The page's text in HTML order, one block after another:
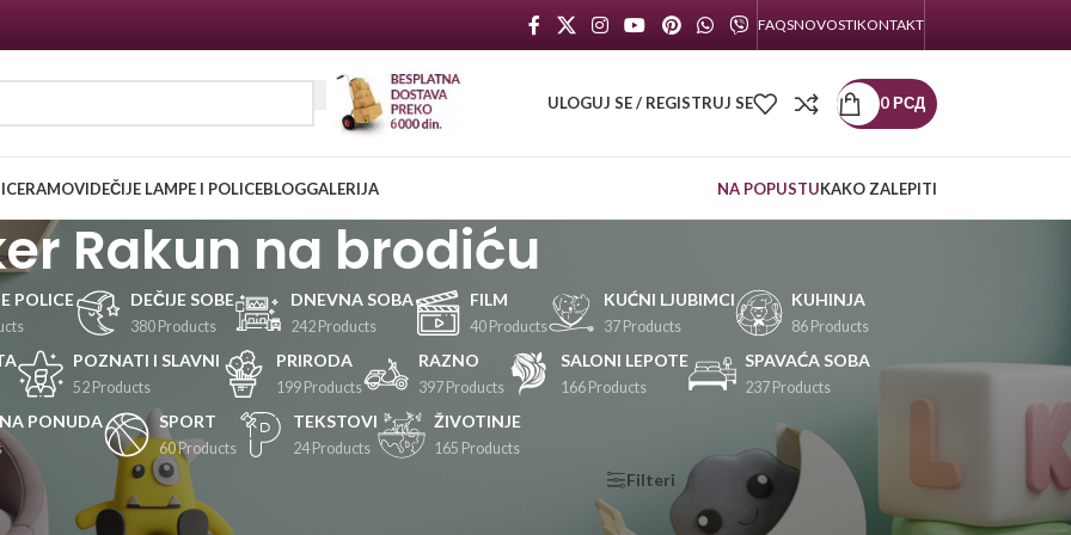
FAQSNOVOSTIKONTAKT
ULOGUJ SE / REGISTRUJ SE 0РСД
RAMOVIDEČIJE LAMPE I POLICEBLOGGALERIJA NA POPUSTUKAKO ZALEPITI
Rakun na brodiću
POLICE DEČIJE SOBE
380 Products
DNEVNA SOBA
242 Products
FILM
40 Products
KUĆNI LJUBIMCI
37 Products
KUHINJA
86 Products
POZNATI I SLAVNI
52 Products
PRIRODA
199 Products
RAZNO
397 Products
SALONI LEPOTE
166 Products
SPAVAĆA SOBA
237 Products
PONUDA SPORT
60 Products
TEKSTOVI
24 Products
ŽIVOTINJE
165 Products
Filteri
KATEGORIJE
PROIZVODA